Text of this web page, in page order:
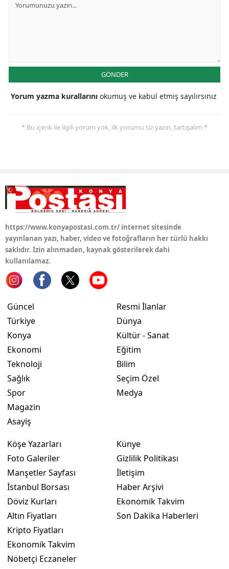
Şanlıurfa
Yozgat
Kırıkkale
Batman
Iğdır
Karabük
GÖNDER
Yorum yazma kurallarını okumuş ve kabul etmiş sayılırsınız
* Bu içerik ile ilgili yorum yok, ilk yorumu siz yazın, tartışalım *
https://www.konyapostasi.com.tr/ internet sitesinde
yayınlanan yazı, haber, video ve fotoğrafların her türlü hakkı
saklıdır. İzin alınmadan, kaynak gösterilerek dahi
kullanılamaz.
Güncel
Türkiye
Konya
Ekonomi
Teknoloji
Sağlık
Spor
Magazin
Asayiş
Resmi İlanlar
Dünya
Kültür - Sanat
Eğitim
Bilim
Seçim Özel
Medya
Köşe Yazarları
Foto Galeriler
Manşetler Sayfası
İstanbul Borsası
Döviz Kurları
Altın Fiyatları
Kripto Fiyatları
Ekonomik Takvim
Nöbetçi Eczaneler
Künye
Gizlilik Politikası
İletişim
Haber Arşivi
Ekonomik Takvim
Son Dakika Haberleri